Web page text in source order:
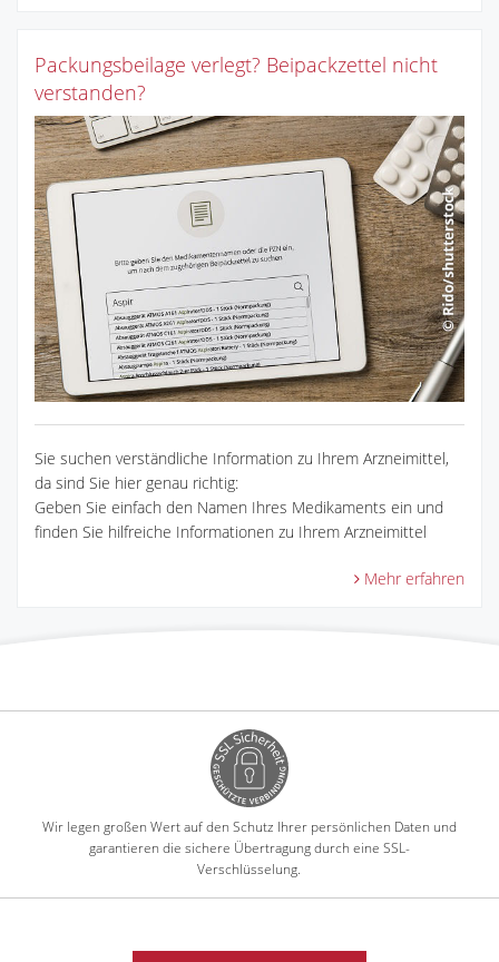
Packungsbeilage verlegt? Beipackzettel nicht
verstanden?
Sie suchen verständliche Information zu Ihrem Arzneimittel,
da sind Sie hier genau richtig:
Geben Sie einfach den Namen Ihres Medikaments ein und
finden Sie hilfreiche Informationen zu Ihrem Arzneimittel
Mehr erfahren
Wir legen großen Wert auf den Schutz Ihrer persönlichen Daten und
garantieren die sichere Übertragung durch eine SSL-
Verschlüsselung.